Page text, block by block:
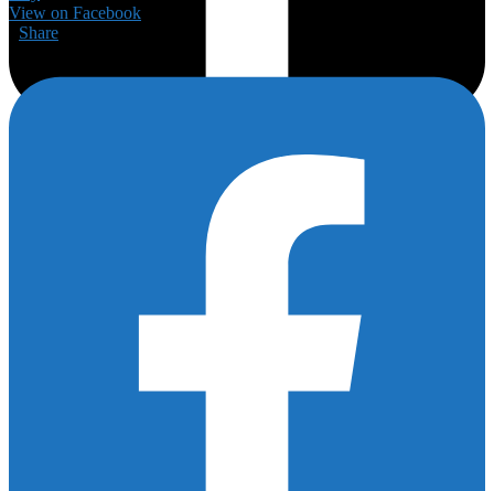
View on Facebook
Share